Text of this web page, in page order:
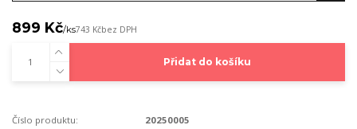
899 Kč/ks743 Kčbez DPH
Přidat do košíku
Číslo produktu: 20250005